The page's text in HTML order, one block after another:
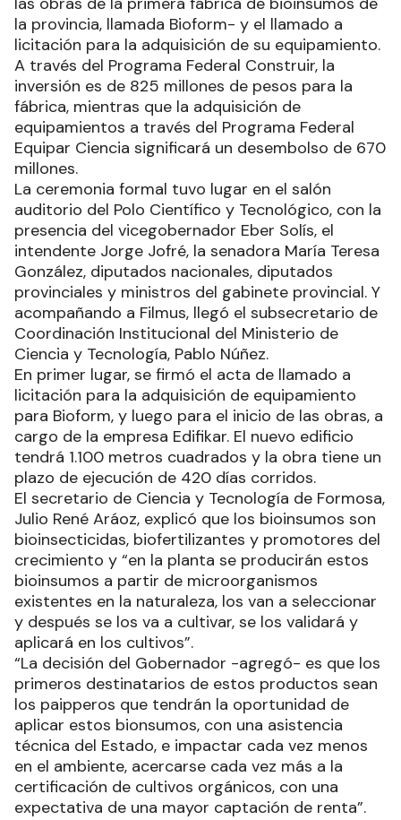
la provincia, llamada Bioform- y el llamado a
licitación para la adquisición de su equipamiento.
A través del Programa Federal Construir, la
inversión es de 825 millones de pesos para la
fábrica, mientras que la adquisición de
equipamientos a través del Programa Federal
Equipar Ciencia significará un desembolso de 670
millones.
La ceremonia formal tuvo lugar en el salón
auditorio del Polo Científico y Tecnológico, con la
presencia del vicegobernador Eber Solís, el
intendente Jorge Jofré, la senadora María Teresa
González, diputados nacionales, diputados
provinciales y ministros del gabinete provincial. Y
acompañando a Filmus, llegó el subsecretario de
Coordinación Institucional del Ministerio de
Ciencia y Tecnología, Pablo Núñez.
En primer lugar, se firmó el acta de llamado a
licitación para la adquisición de equipamiento
para Bioform, y luego para el inicio de las obras, a
cargo de la empresa Edifikar. El nuevo edificio
tendrá 1.100 metros cuadrados y la obra tiene un
plazo de ejecución de 420 días corridos.
El secretario de Ciencia y Tecnología de Formosa,
Julio René Aráoz, explicó que los bioinsumos son
bioinsecticidas, biofertilizantes y promotores del
crecimiento y “en la planta se producirán estos
bioinsumos a partir de microorganismos
existentes en la naturaleza, los van a seleccionar
y después se los va a cultivar, se los validará y
aplicará en los cultivos”.
“La decisión del Gobernador -agregó- es que los
primeros destinatarios de estos productos sean
los paipperos que tendrán la oportunidad de
aplicar estos bionsumos, con una asistencia
técnica del Estado, e impactar cada vez menos
en el ambiente, acercarse cada vez más a la
certificación de cultivos orgánicos, con una
expectativa de una mayor captación de renta”.